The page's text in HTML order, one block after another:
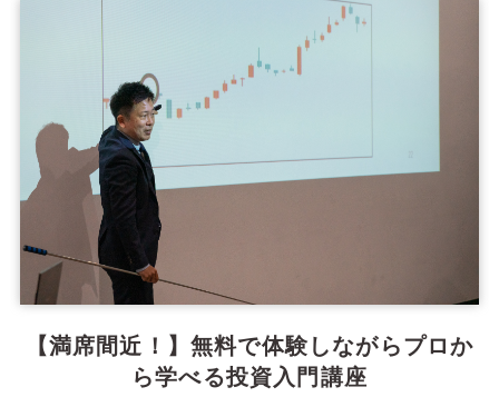
【満席間近！】無料で体験しながらプロか
ら学べる投資入門講座